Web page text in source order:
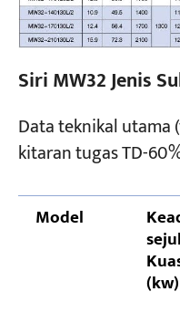
Siri MW32 Jenis
Data teknikal utama
kitaran tugas TD-
Model
(kw)